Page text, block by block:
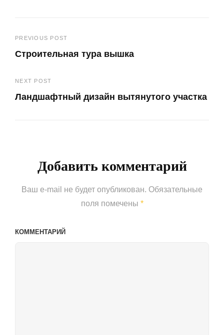
Навигация
по
записям
PREVIOUS POST
Строительная тура вышка
Post
NEXT POST
Ландшафтный дизайн вытянутого участка
Добавить комментарий
Ваш e-mail не будет опубликован. Обязательные
поля помечены *
КОММЕНТАРИЙ